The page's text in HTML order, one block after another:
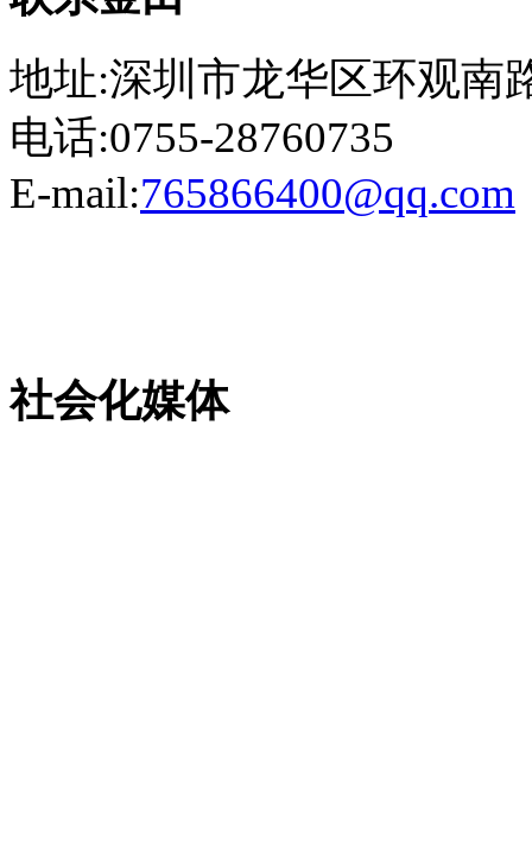
地址:深圳市龙华区环观南
电话:0755-28760735
E-mail:765866400@qq.com
社会化媒体